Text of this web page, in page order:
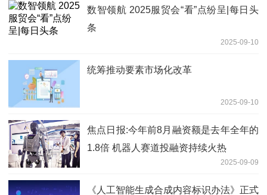
数智领航 2025服贸会“看”点纷呈|每日头
条
2025-09-10
统筹推动要素市场化改革
2025-09-10
焦点日报:今年前8月融资额是去年全年的
1.8倍 机器人赛道投融资持续火热
2025-09-09
《人工智能生成合成内容标识办法》正式